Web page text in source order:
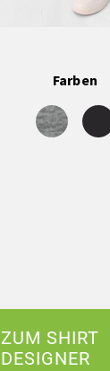
Farben
ZUM SHIRT
DESIGNER